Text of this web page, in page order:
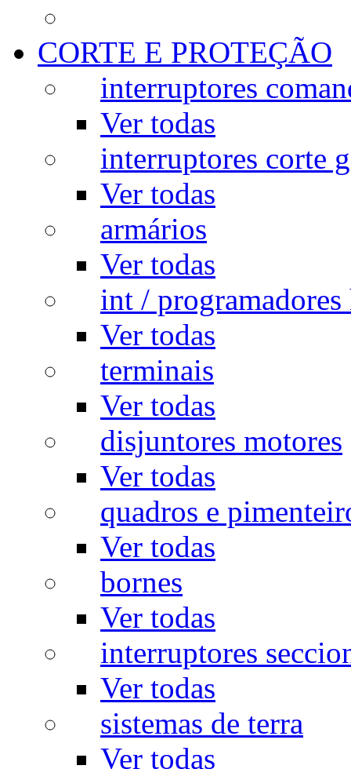
CORTE E PROTEÇÃO
interruptores
Ver todas
interruptores corte
Ver todas
armários
Ver todas
int / programadores
Ver todas
terminais
Ver todas
disjuntores motores
Ver todas
quadros e
Ver todas
bornes
Ver todas
interruptores
Ver todas
sistemas de terra
Ver todas